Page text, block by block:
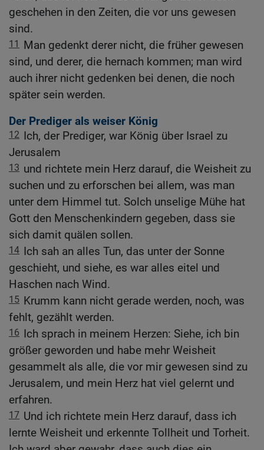
geschehen in den Zeiten, die vor uns gewesen
sind.
11
Man gedenkt derer nicht, die früher gewesen
sind, und derer, die hernach kommen; man wird
auch ihrer nicht gedenken bei denen, die noch
später sein werden.
Der Prediger als weiser König
12 Ich, der Prediger, war König über Israel zu
Jerusalem
13 und richtete mein Herz darauf, die Weisheit zu
suchen und zu erforschen bei allem, was man
unter dem Himmel tut. Solch unselige Mühe hat
Gott den Menschenkindern gegeben, dass sie
sich damit quälen sollen.
14 Ich sah an alles Tun, das unter der Sonne
geschieht, und siehe, es war alles eitel und
Haschen nach Wind.
15 Krumm kann nicht gerade werden, noch, was
fehlt, gezählt werden.
16 Ich sprach in meinem Herzen: Siehe, ich bin
größer geworden und habe mehr Weisheit
gesammelt als alle, die vor mir gewesen sind zu
Jerusalem, und mein Herz hat viel gelernt und
erfahren.
17 Und ich richtete mein Herz darauf, dass ich
lernte Weisheit und erkennte Tollheit und Torheit.